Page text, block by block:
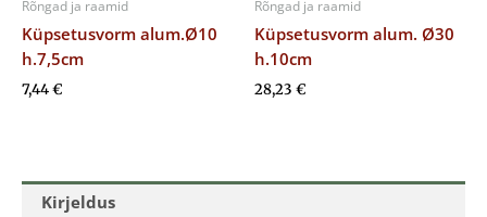
Kirjeldus
Rõngad ja raamid
Küpsetusvorm alum.Ø10
h.7,5cm
7,44€
Rõngad ja raamid
Küpsetusvorm alum. Ø30
h.10cm
28,23 €